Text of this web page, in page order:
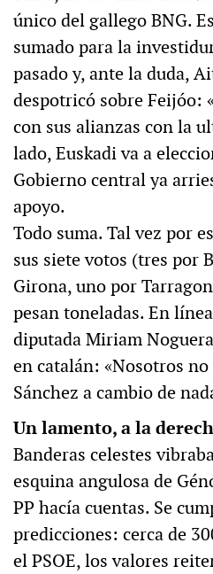
único del gallego BNG.
sumado para la
pasado y, ante la duda,
despotricó sobre Feijóo:
con sus alianzas con la
lado, Euskadi va a
Gobierno central ya
apoyo.
Todo suma. Tal vez por
sus siete votos (tres por
Girona, uno por
pesan toneladas. En
diputada Miriam
en catalán: «Nosotros
Sánchez a cambio de
Un lamento, a la
Banderas celestes
esquina angulosa de
PP hacía cuentas. Se
predicciones: cerca de
el PSOE, los valores